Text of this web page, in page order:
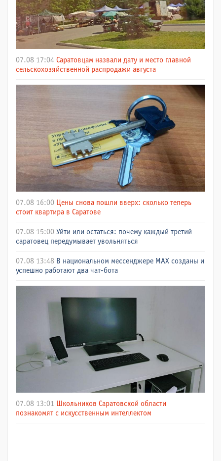
07.08 17:04 Саратовцам назвали дату и место главной
сельскохозяйственной распродажи августа
07.08 16:00 Цены снова пошли вверх: сколько теперь
стоит квартира в Саратове
07.08 15:00 Уйти или остаться: почему каждый третий
саратовец передумывает увольняться
07.08 13:48 В национальном мессенджере МАХ созданы и
успешно работают два чат-бота
07.08 13:01
Школьников Саратовской области
познакомят с искусственным интеллектом